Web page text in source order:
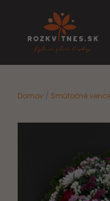
Domov / Smútočné